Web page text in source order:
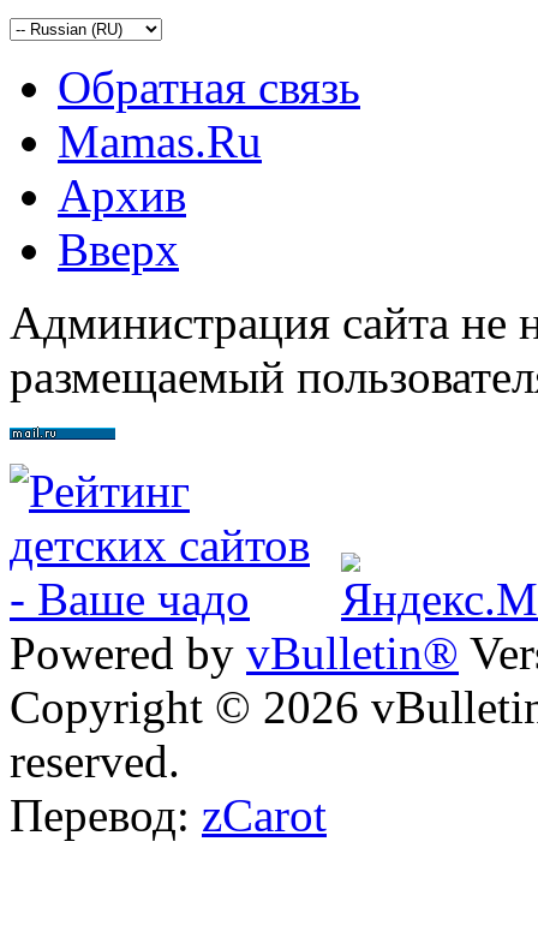
Обратная связь
Mamas.Ru
Архив
Вверх
Администрация сайта не
размещаемый
Powered by vBulletin®
Copyright © 2026
reserved.
Перевод: zCarot